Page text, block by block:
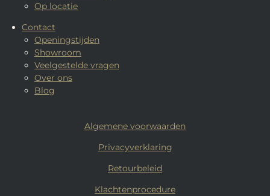
Op locatie
Contact
Openingstijden
Showroom
Veelgestelde vragen
Over ons
Blog
Algemene voorwaarden
Privacyverklaring
Retourbeleid
Klachtenprocedure